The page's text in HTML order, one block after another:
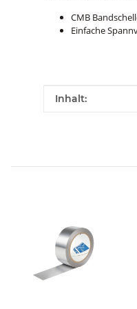
CMB
Einfache
Wert
Inhalt: